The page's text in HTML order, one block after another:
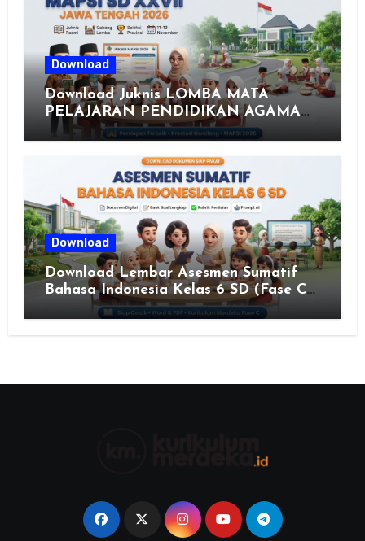
Download
Download Juknis LOMBA MATA
PELAJARAN PENDIDIKAN AGAMA
ISLAM DAN SENI ISLAMI (MAPSI)
JAWA TENGAH TAHUN 2026
Download
Download Lembar Asesmen Sumatif
Bahasa Indonesia Kelas 6 SD (Fase C)
– Bank Soal & Rubrik Penilaian